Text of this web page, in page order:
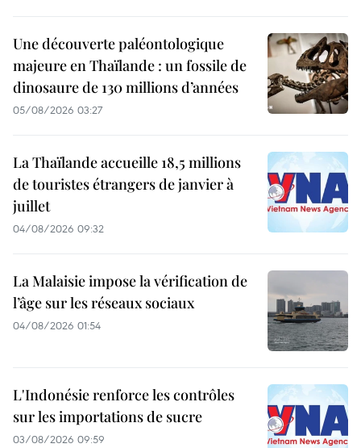
Une découverte paléontologique
majeure en Thaïlande : un fossile de
dinosaure de 130 millions d’années
05/08/2026 03:27
La Thaïlande accueille 18,5 millions
de touristes étrangers de janvier à
juillet
04/08/2026 09:32
La Malaisie impose la vérification de
l’âge sur les réseaux sociaux
04/08/2026 01:54
L'Indonésie renforce les contrôles
sur les importations de sucre
03/08/2026 09:59